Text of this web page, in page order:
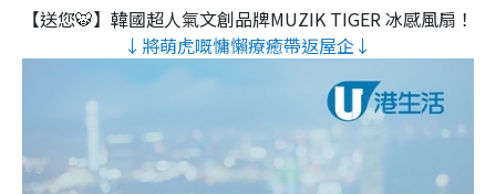
【送您🐯】韓國超人氣文創品牌MUZIK TIGER 冰感風扇！
↓將萌虎嘅慵懶療癒帶返屋企↓